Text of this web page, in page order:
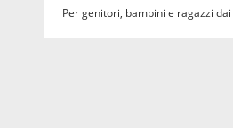
Per genitori, bambini e ragazzi